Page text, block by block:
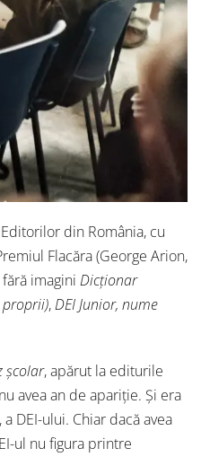
din România, cu
Flacăra (George Arion,
imagini Dicționar
proprii),DEI Junior, nume
școlar, apărut la editurile
avea an de apariție. Și era
DEI-ului. Chiar dacă avea
ul nu figura printre